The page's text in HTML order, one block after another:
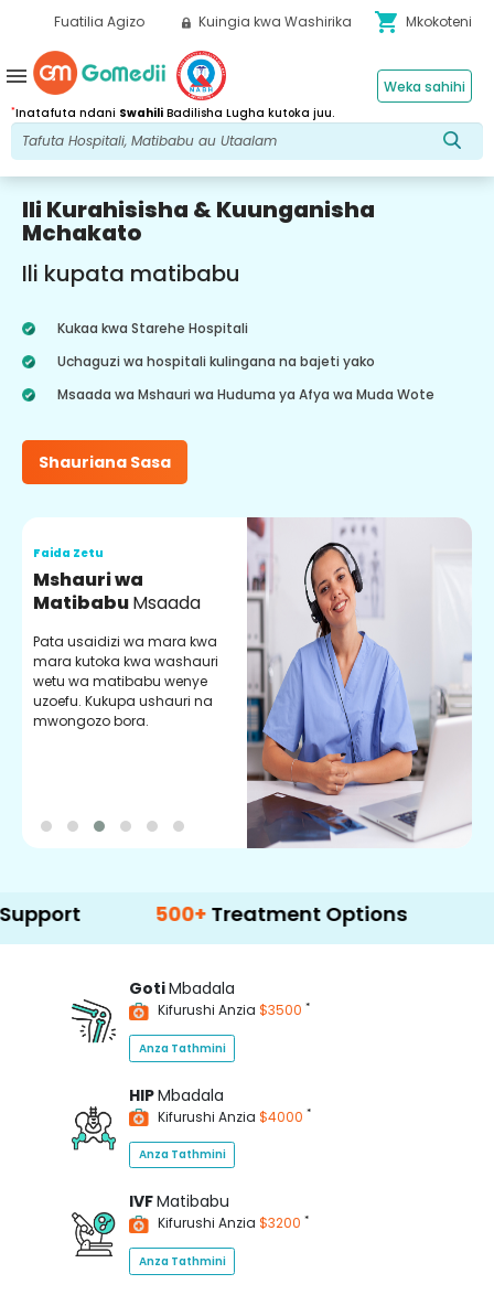
Fuatilia Agizo Kuingia kwa Washirika shopping_cart Mkokoteni
*Inatafuta ndani Swahili Badilisha Lugha kutoka juu.
Weka sahihi
menu
Ili Kurahisisha & Kuunganisha
Mchakato
Ili kupata matibabu
Kukaa kwa Starehe Hospitali
Uchaguzi wa hospitali kulingana na bajeti yako
Msaada wa Mshauri wa Huduma ya Afya wa Muda Wote
Shauriana Sasa
Faida Zetu
Mshauri wa
MatibabuMsaada
Pata usaidizi wa mara kwa
mara kutoka kwa washauri
wetu wa matibabu wenye
uzoefu. Kukupa ushauri na
mwongozo bora.
500+ Treatment Options
GotiMbadala
Kifurushi Anzia $3500 *
Anza Tathmini
HIPMbadala
Kifurushi Anzia $4000 *
Anza Tathmini
IVFMatibabu
Kifurushi Anzia $3200 *
Anza Tathmini